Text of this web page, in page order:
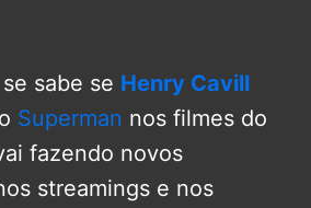
sabe se Henry Cavill
Superman nos filmes do
fazendo novos
streamings e nos